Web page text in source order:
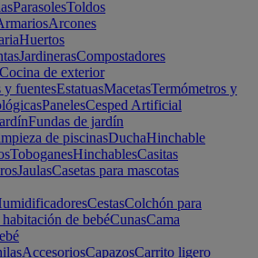
ParasolesToldos
Arcones
Huertos
JardinerasCompostadores
Cocina de exterior
y fuentesEstatuasMacetasTermómetros y
PanelesCesped Artificial
Fundas de jardín
de piscinasDuchaHinchable
ToboganesHinchablesCasitas
JaulasCasetas para mascotas
CestasColchón para
de bebéCunasCama
AccesoriosCapazosCarrito ligero